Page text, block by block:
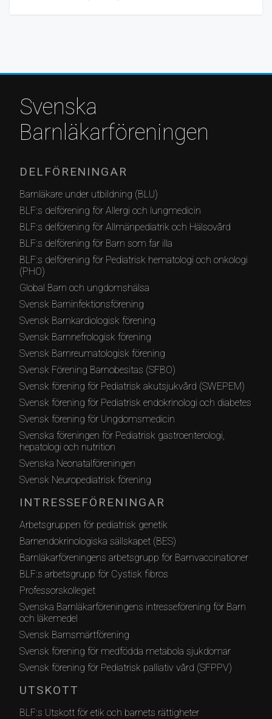
Svenska
Barnläkarföreningen
DELFÖRENINGAR
Barnläkare under utbildning (BLU)
BLF:s delförening för Allergi och lungmedicin
BLF:s delförening för Allmänpediatrik och Hälsovård
BLF:s delförening för Barn som far illa
BLF:s delförening för Pediatrisk hematologi och onkologi
(PHO)
Global Barn och ungdomshälsa
Svensk Barninfektionsförening
Svensk Barnkardiologisk förening
Svensk Barnnefrologisk förening
Svensk Barnreumatologisk förening
Svensk Förening Barnobesitas (SFBO)
Svensk förening för Pediatrisk akutsjukvård (SWEPEM)
Svensk förening för Pediatrisk endokrinologi och diabetes
Svensk förening för Ungdomsmedicin
Svenska föreningen för Pediatrisk gastroenterologi,
hepatologi och nutrition
Svenska Neonatalföreningen
Svensk Neuropediatrisk förening
INTRESSEFÖRENINGAR
Arbetsgruppen för pediatrisk genetik
Barnendokrinologiska sällskapet (BES)
Barnläkarföreningens arbetsgrupp för Barnvaccinationer
BLF:s arbetsgrupp för Cystisk fibros
Professorskollegiet
Svenska Barnläkarföreningens intresseförening för Barn
och läkemedel
Svensk Barnsmärtförening
Svensk förening för medfödda metabola sjukdomar
Svensk förening för Pediatrisk palliativ vård (SFPPV)
UTSKOTT
BLF:s Utskott för etik och barnets rättigheter